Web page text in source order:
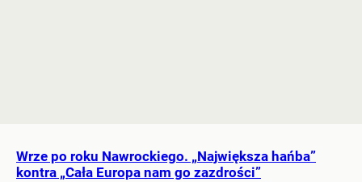
Wrze po roku Nawrockiego. „Największa hańba”
kontra „Cała Europa nam go zazdrości”